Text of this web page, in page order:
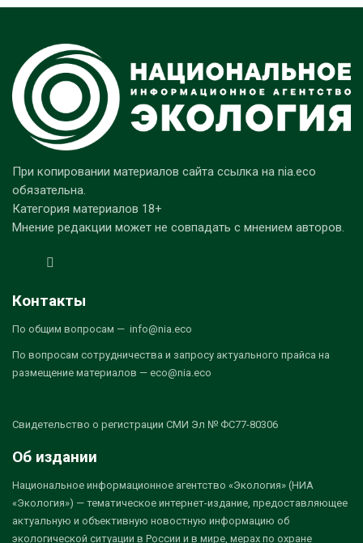
При копировании материалов сайта ссылка на nia.eco
обязательна.
Категория материалов 18+
Мнение редакции может не совпадать с мнением авторов.
Контакты
По общим вопросам — info@nia.eco
По вопросам сотрудничества и запросу актуального прайса на
размещение материалов — eco@nia.eco
Свидетельство о регистрации СМИ Эл № ФС77-80306
Об издании
Национальное информационное агентство «Экология» (НИА
«Экология») — тематическое интернет-издание, предоставляющее
актуальную и объективную новостную информацию об
экологической ситуации в России и в мире, мерах по охране